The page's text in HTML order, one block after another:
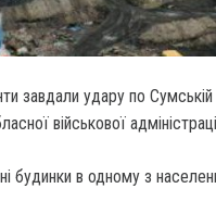
завдали удару по Сумській
військової
будинки в одному з